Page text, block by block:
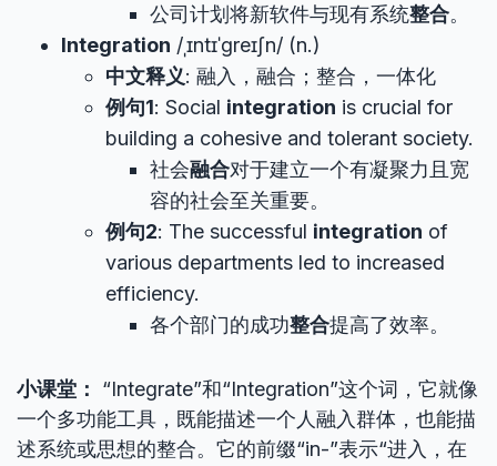
公司计划将新软件与现有系统整合。
Integration /ˌɪntɪˈɡreɪʃn/ (n.)
中文释义: 融入，融合；整合，一体化
例句1: Social integration is crucial for
building a cohesive and tolerant society.
社会融合对于建立一个有凝聚力且宽
容的社会至关重要。
例句2: The successful integration of
various departments led to increased
efficiency.
各个部门的成功整合提高了效率。
小课堂：
“Integrate”和“Integration”这个词，它就像
一个多功能工具，既能描述一个人融入群体，也能描
述系统或思想的整合。它的前缀“in-”表示“进入，在